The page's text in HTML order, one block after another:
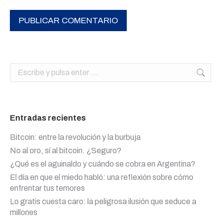
PUBLICAR COMENTARIO
Buscar:
Entradas recientes
Bitcoin: entre la revolución y la burbuja
No al oro, sí al bitcoin. ¿Seguro?
¿Qué es el aguinaldo y cuándo se cobra en Argentina?
El día en que el miedo habló: una reflexión sobre cómo
enfrentar tus temores
Lo gratis cuesta caro: la peligrosa ilusión que seduce a
millones